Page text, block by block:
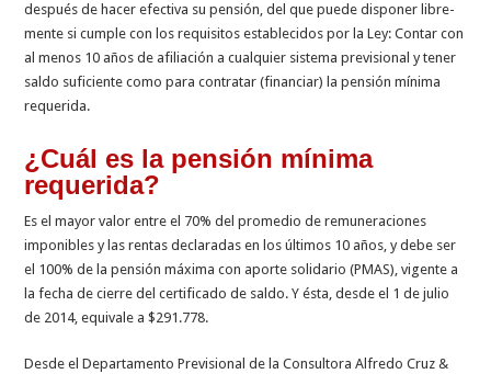
después de hacer efectiva su pensión, del que puede disponer libre­
mente si cumple con los requisitos esta­blecidos por la Ley: Contar con
al menos 10 años de afiliación a cualquier sistema previsional y tener
saldo suficiente como para contratar (financiar) la pensión míni­ma
requerida.
¿Cuál es la pensión mínima
requerida?
Es el mayor valor entre el 70% del prome­dio de remuneraciones
imponibles y las rentas declaradas en los últimos 10 años, y debe ser
el 100% de la pensión máxima con aporte solidario (PMAS), vigente a
la fecha de cierre del certificado de saldo. Y ésta, desde el 1 de julio
de 2014, equivale a $291.778.
Desde el Departamento Previsional de la Consultora Alfredo Cruz &